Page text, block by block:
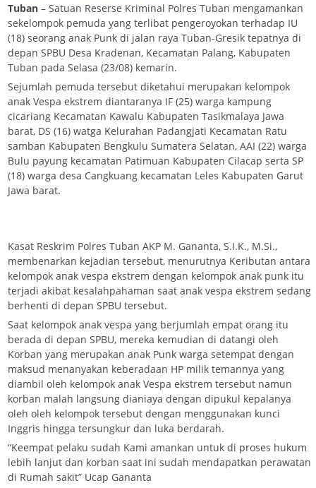
Tuban – Satuan Reserse Kriminal Polres Tuban mengamankan
sekelompok pemuda yang terlibat pengeroyokan terhadap IU
(18) seorang anak Punk di jalan raya Tuban-Gresik tepatnya di
depan SPBU Desa Kradenan, Kecamatan Palang, Kabupaten
Tuban pada Selasa (23/08) kemarin.
Sejumlah pemuda tersebut diketahui merupakan kelompok
anak Vespa ekstrem diantaranya IF (25) warga kampung
cicariang Kecamatan Kawalu Kabupaten Tasikmalaya Jawa
barat, DS (16) watga Kelurahan Padangjati Kecamatan Ratu
samban Kabupaten Bengkulu Sumatera Selatan, AAI (22) warga
Bulu payung kecamatan Patimuan Kabupaten Cilacap serta SP
(18) warga desa Cangkuang kecamatan Leles Kabupaten Garut
Jawa barat.
Kasat Reskrim Polres Tuban AKP M. Gananta, S.I.K., M.Si.,
membenarkan kejadian tersebut, menurutnya Keributan antara
kelompok anak vespa ekstrem dengan kelompok anak punk itu
terjadi akibat kesalahpahaman saat anak vespa ekstrem sedang
berhenti di depan SPBU tersebut.
Saat kelompok anak vespa yang berjumlah empat orang itu
berada di depan SPBU, mereka kemudian di datangi oleh
Korban yang merupakan anak Punk warga setempat dengan
maksud menanyakan keberadaan HP milik temannya yang
diambil oleh kelompok anak Vespa ekstrem tersebut namun
korban malah langsung dianiaya dengan dipukul kepalanya
oleh oleh kelompok tersebut dengan menggunakan kunci
Inggris hingga tersungkur dan luka berdarah.
“Keempat pelaku sudah Kami amankan untuk di proses hukum
lebih lanjut dan korban saat ini sudah mendapatkan perawatan
di Rumah sakit” Ucap Gananta